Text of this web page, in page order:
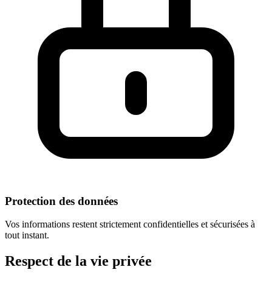
Protection des données
Vos informations restent strictement confidentielles et sécurisées à
tout instant.
Respect de la vie privée